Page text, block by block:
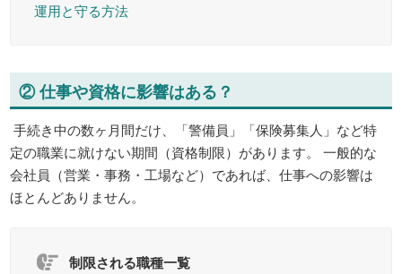
運用と守る方法
② 仕事や資格に影響はある？
手続き中の数ヶ月間だけ、「警備員」「保険募集人」など特
定の職業に就けない期間（資格制限）があります。 一般的な
会社員（営業・事務・工場など）であれば、仕事への影響は
ほとんどありません。
制限される職種一覧